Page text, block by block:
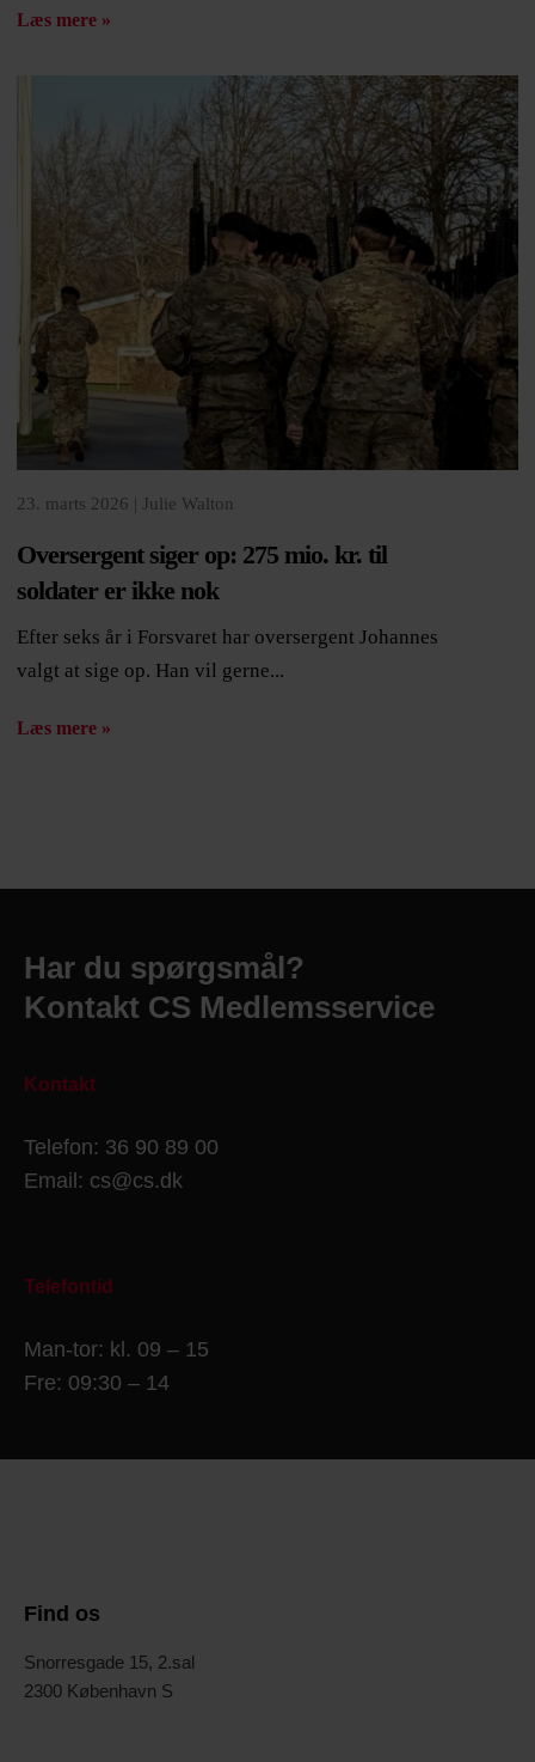
Læs mere »
23. marts 2026 | Julie Walton
Oversergent siger op: 275 mio. kr. til
soldater er ikke nok
Efter seks år i Forsvaret har oversergent Johannes
valgt at sige op. Han vil gerne...
Læs mere »
Har du spørgsmål?
Kontakt CS Medlemsservice
Kontakt
Telefon: 36 90 89 00
Email: cs@cs.dk
Telefontid
Man-tor: kl. 09 – 15
Fre: 09:30 – 14
Find os
Snorresgade 15, 2.sal
2300 København S